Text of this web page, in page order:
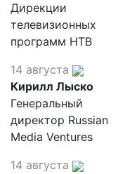
Дирекции
телевизионных
программ НТВ
14 августа
Кирилл Лыско
Генеральный
директор Russian
Media Ventures
14 августа